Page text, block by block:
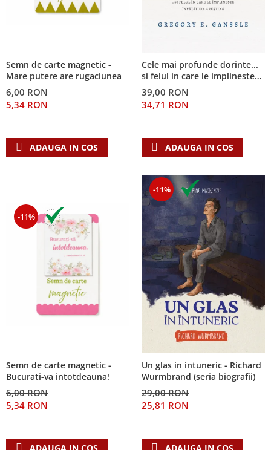
Semn de carte magnetic -
Mare putere are rugaciunea
6,00 RON
5,34 RON
ADAUGA IN COS
Cele mai profunde dorinte...
si felul in care le implineste
invatatura crestina
39,00 RON
34,71 RON
ADAUGA IN COS
-11%
Semn de carte magnetic -
Bucurati-va intotdeauna!
6,00 RON
5,34 RON
-11%
Un glas in intuneric - Richard
Wurmbrand (seria biografii)
29,00 RON
25,81 RON